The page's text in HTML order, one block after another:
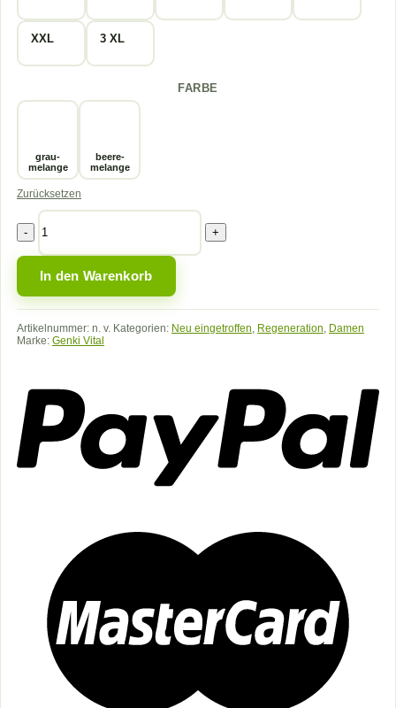
XXL 3 XL
FARBE
grau-
melange
beere-
melange
Zurücksetzen
HERA
Hose
XS
3XL
Menge
In den Warenkorb
Artikelnummer: n. v. Kategorien: Neu eingetroffen Regeneration Damen
Marke: Genki Vital